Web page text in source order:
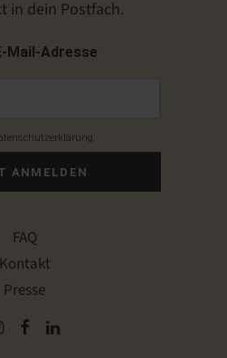
FAQ
Kontakt
Presse
in dein Postfach.
Mail-Adresse
ANMELDEN